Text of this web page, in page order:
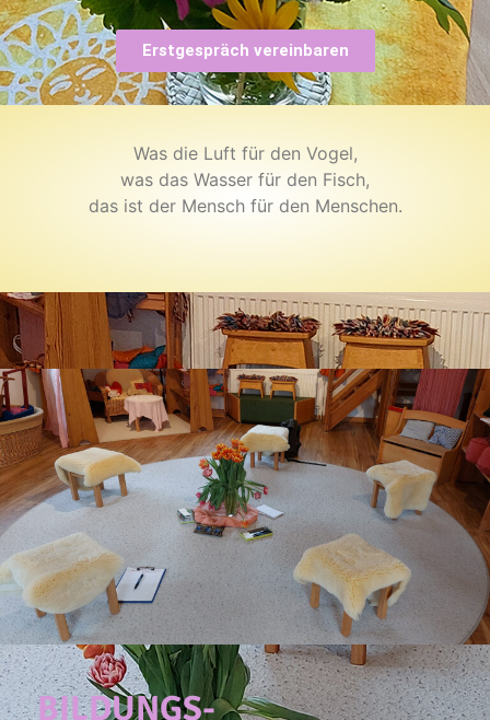
Erstgespräch vereinbaren
Was die Luft für den Vogel,
was das Wasser für den Fisch,
das ist der Mensch für den Menschen.
BILDUNGS­